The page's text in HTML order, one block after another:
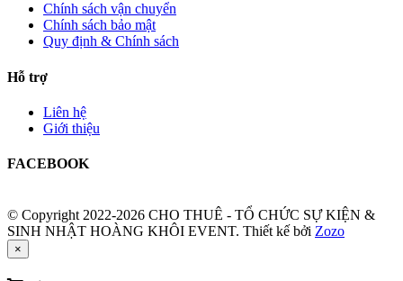
Chính sách vận chuyển
Chính sách bảo mật
Quy định & Chính sách
Hỗ trợ
Liên hệ
Giới thiệu
FACEBOOK
© Copyright 2022-2026 CHO THUÊ - TỔ CHỨC SỰ KIỆN &
SINH NHẬT HOÀNG KHÔI EVENT. Thiết kế bởi Zozo
×